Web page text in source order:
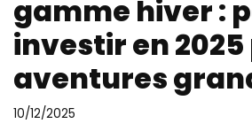
gamme hiver :
investir en
aventures
10/12/2025